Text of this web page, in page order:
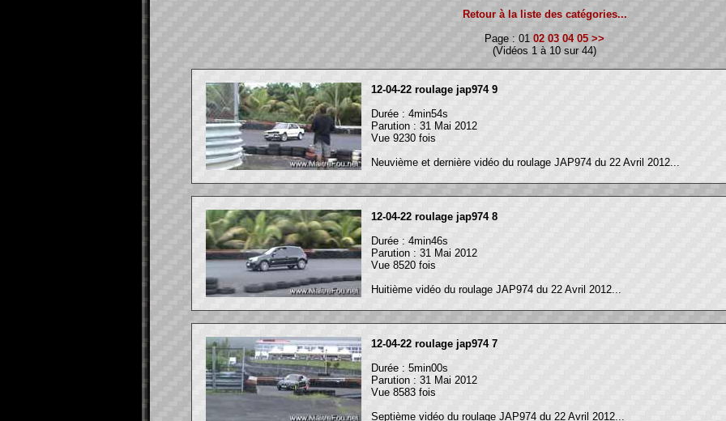
Retour à la liste des catégories...
Page : 01 02 03 04 05 >>
(Vidéos 1 à 10 sur 44)
12-04-22 roulage jap974 9
Durée : 4min54s
Parution : 31 Mai 2012
Vue 9230 fois
Neuvième et dernière vidéo du roulage JAP974 du 22 Avril 2012...
12-04-22 roulage jap974 8
Durée : 4min46s
Parution : 31 Mai 2012
Vue 8520 fois
Huitième vidéo du roulage JAP974 du 22 Avril 2012...
12-04-22 roulage jap974 7
Durée : 5min00s
Parution : 31 Mai 2012
Vue 8583 fois
Septième vidéo du roulage JAP974 du 22 Avril 2012...